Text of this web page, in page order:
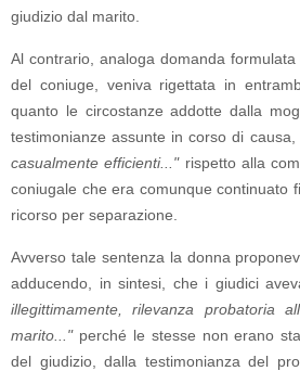
giudizio dal marito.
Al contrario, analoga domanda
del coniuge, veniva rigettata in
quanto le circostanze addotte dalla
testimonianze assunte in corso di causa,
casualmente efficienti..." rispetto alla
coniugale che era comunque continuato
ricorso per separazione.
Avverso tale sentenza la donna
adducendo, in sintesi, che i giudici
illegittimamente, rilevanza probatoria
marito..."perché le stesse non erano
del giudizio, dalla testimonianza del